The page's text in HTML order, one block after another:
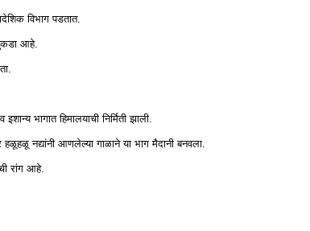
विभाग पडतात.
आहे.
भागात हिमालयाची निर्मिती झाली.
नद्यांनी आणलेल्या गाळाने या भाग मैदानी बनवला.
रांग आहे.